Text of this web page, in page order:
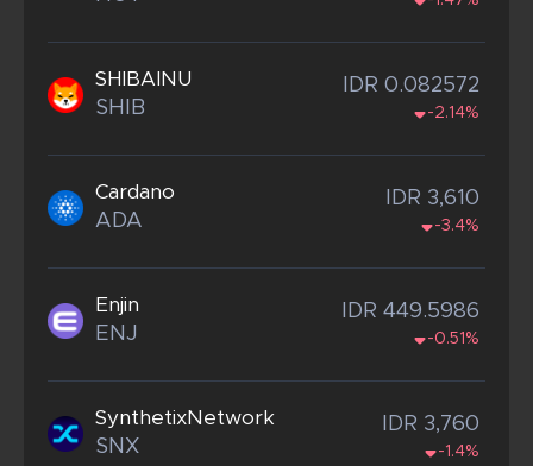
SHIBAINU
SHIB
IDR 0.082572
-2.14%
Cardano
ADA
IDR 3,610
-3.4%
Enjin
ENJ
IDR 449.5986
-0.51%
SynthetixNetwork
SNX
IDR 3,760
-1.4%